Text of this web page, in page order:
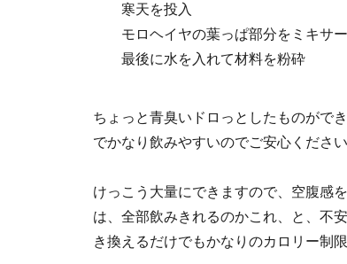
寒天を投入
モロヘイヤの葉っぱ部分をミキサ
最後に水を入れて材料を粉砕
ちょっと青臭いドロっとしたものがで
でかなり飲みやすいのでご安心ください
けっこう大量にできますので、空腹感
は、全部飲みきれるのかこれ、と、不
き換えるだけでもかなりのカロリー制限